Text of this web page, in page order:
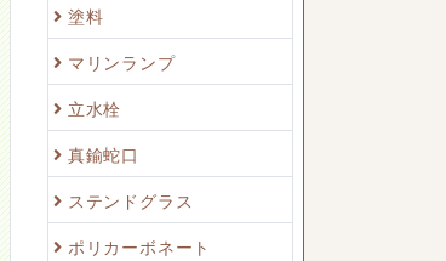
塗料
マリンランプ
立水栓
真鍮蛇口
ステンドグラス
ポリカーボネート